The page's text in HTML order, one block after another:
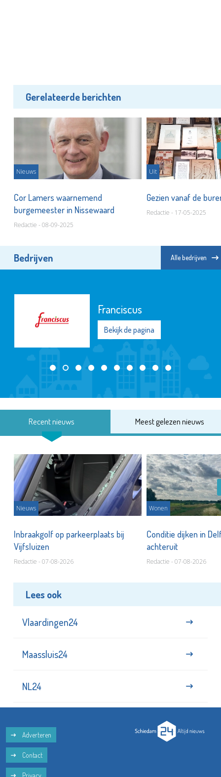
Gerelateerde berichten
Nieuws
Cor Lamers waarnemend
burgemeester in Nissewaard
Redactie - 08-09-2025
Uit
Gezien vanaf de
Redactie - 17-05-2025
Bedrijven Alle bedrijven
Franciscus
Bekijk de pagina
Recent nieuws Meest gelezen nieuws
Nieuws
Inbraakgolf op parkeerplaats bij
Vijfsluizen
Redactie - 07-08-2026
Wonen
Conditie dijken in
achteruit
Redactie - 07-08-2026
Lees ook
Vlaardingen24
Maassluis24
NL24
Adverteren
Contact
Privacy